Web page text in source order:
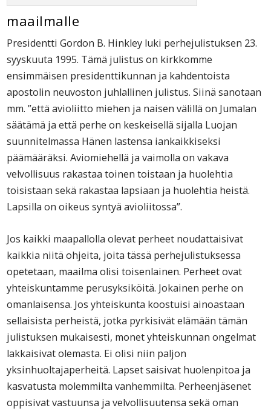
maailmalle
Presidentti Gordon B. Hinkley luki perhejulistuksen 23.
syyskuuta 1995. Tämä julistus on kirkkomme
ensimmäisen presidenttikunnan ja kahdentoista
apostolin neuvoston juhlallinen julistus. Siinä sanotaan
mm. ”että avioliitto miehen ja naisen välillä on Jumalan
säätämä ja että perhe on keskeisellä sijalla Luojan
suunnitelmassa Hänen lastensa iankaikkiseksi
päämääräksi. Aviomiehellä ja vaimolla on vakava
velvollisuus rakastaa toinen toistaan ja huolehtia
toisistaan sekä rakastaa lapsiaan ja huolehtia heistä.
Lapsilla on oikeus syntyä avioliitossa”.
Jos kaikki maapallolla olevat perheet noudattaisivat
kaikkia niitä ohjeita, joita tässä perhejulistuksessa
opetetaan, maailma olisi toisenlainen. Perheet ovat
yhteiskuntamme perusyksiköitä. Jokainen perhe on
omanlaisensa. Jos yhteiskunta koostuisi ainoastaan
sellaisista perheistä, jotka pyrkisivät elämään tämän
julistuksen mukaisesti, monet yhteiskunnan ongelmat
lakkaisivat olemasta. Ei olisi niin paljon
yksinhuoltajaperheitä. Lapset saisivat huolenpitoa ja
kasvatusta molemmilta vanhemmilta. Perheenjäsenet
oppisivat vastuunsa ja velvollisuutensa sekä oman